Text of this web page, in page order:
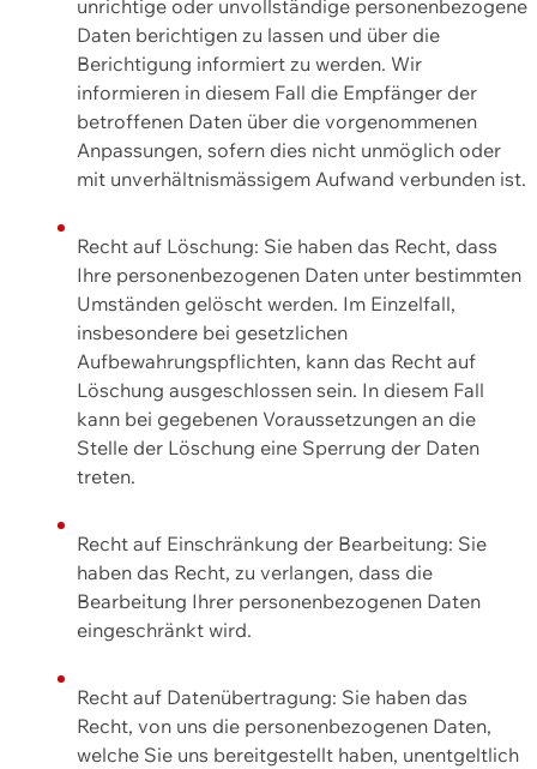
unrichtige oder unvollständige personenbezogene
Daten berichtigen zu lassen und über die
Berichtigung informiert zu werden. Wir
informieren in diesem Fall die Empfänger der
betroffenen Daten über die vorgenommenen
Anpassungen, sofern dies nicht unmöglich oder
mit unverhältnismässigem Aufwand verbunden ist.
Recht auf Löschung: Sie haben das Recht, dass
Ihre personenbezogenen Daten unter bestimmten
Umständen gelöscht werden. Im Einzelfall,
insbesondere bei gesetzlichen
Aufbewahrungspflichten, kann das Recht auf
Löschung ausgeschlossen sein. In diesem Fall
kann bei gegebenen Voraussetzungen an die
Stelle der Löschung eine Sperrung der Daten
treten.
Recht auf Einschränkung der Bearbeitung: Sie
haben das Recht, zu verlangen, dass die
Bearbeitung Ihrer personenbezogenen Daten
eingeschränkt wird.
Recht auf Datenübertragung: Sie haben das
Recht, von uns die personenbezogenen Daten,
welche Sie uns bereitgestellt haben, unentgeltlich